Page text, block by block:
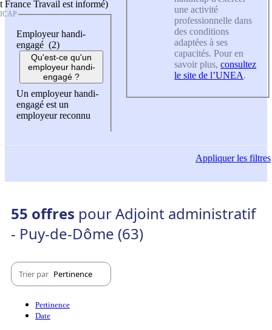
France Travail est informé)
Employeur handi-
engagé (2)
Qu'est-ce qu'un
employeur handi-
engagé ?
Un employeur handi-
engagé est un
employeur reconnu
une activité
professionnelle dans
des conditions
adaptées à ses
capacités. Pour en
savoir plus, consultez
le site de l’UNEA.
Appliquerles filtres
55 offres pour Adjoint administratif
- Puy-de-Dôme (63)
Trier par Pertinence
Pertinence
Date